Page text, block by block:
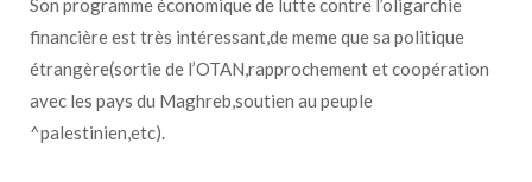
financière est très intéressant,de meme que sa politique
étrangère(sortie de l’OTAN,rapprochement et coopération
avec les pays du Maghreb,soutien au peuple
^palestinien,etc).